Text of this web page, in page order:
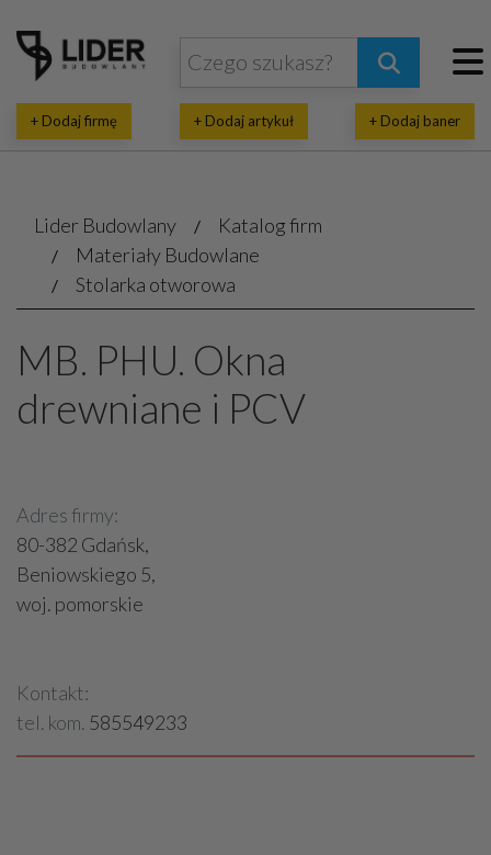
+ Dodaj firmę + Dodaj artykuł + Dodaj baner
Lider Budowlany
Katalog firm
Materiały Budowlane
Stolarka otworowa
MB. PHU. Okna
drewniane i PCV
Adres firmy:
80-382 Gdańsk,
Beniowskiego 5,
woj. pomorskie
Kontakt:
tel. kom. 585549233